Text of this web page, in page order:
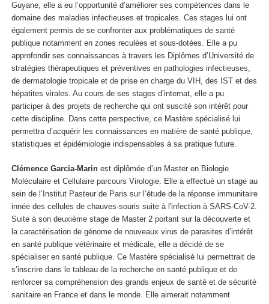
Guyane, elle a eu l’opportunité d’améliorer ses compétences dans le
domaine des maladies infectieuses et tropicales. Ces stages lui ont
également permis de se confronter aux problématiques de santé
publique notamment en zones reculées et sous-dotées. Elle a pu
approfondir ses connaissances à travers les Diplômes d’Université de
stratégies thérapeutiques et préventives en pathologies infectieuses,
de dermatologie tropicale et de prise en charge du VIH, des IST et des
hépatites virales. Au cours de ses stages d’internat, elle a pu
participer à des projets de recherche qui ont suscité son intérêt pour
cette discipline. Dans cette perspective, ce Mastère spécialisé lui
permettra d’acquérir les connaissances en matière de santé publique,
statistiques et épidémiologie indispensables à sa pratique future.
Clémence Garcia-Marin est diplômée d’un Master en Biologie
Moléculaire et Cellulaire parcours Virologie. Elle a effectué un stage au
sein de l’Institut Pasteur de Paris sur l’étude de la réponse immunitaire
innée des cellules de chauves-souris suite à l'infection à SARS-CoV-2.
Suite à son deuxième stage de Master 2 portant sur la découverte et
la caractérisation de génome de nouveaux virus de parasites d’intérêt
en santé publique vétérinaire et médicale, elle a décidé de se
spécialiser en santé publique. Ce Mastère spécialisé lui permettrait de
s’inscrire dans le tableau de la recherche en santé publique et de
renforcer sa compréhension des grands enjeux de santé et de sécurité
sanitaire en France et dans le monde. Elle aimerait notamment